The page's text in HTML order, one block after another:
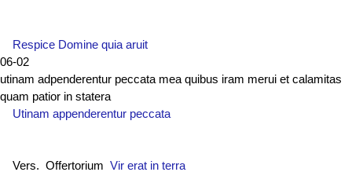
Respice Domine quia aruit
06-02
utinam adpenderentur peccata mea quibus iram merui et calamitas
quam patior in statera
Utinam appenderentur peccata
Vers. Offertorium Vir erat in terra